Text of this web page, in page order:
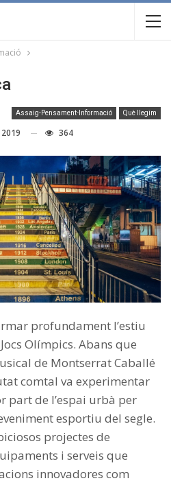
Assaig-Pensament-Informació Què llegim
364
profundament l’estiu
Olímpics. Abans que
de Montserrat Caballé
comtal va experimentar
part de l’espai urbà per
esportiu del segle.
projectes de
i serveis que
innovadores com